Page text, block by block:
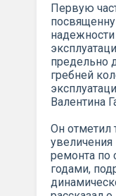
Первую
предельно
гребней
Валентина
Он
увеличения
ремонта
годами,